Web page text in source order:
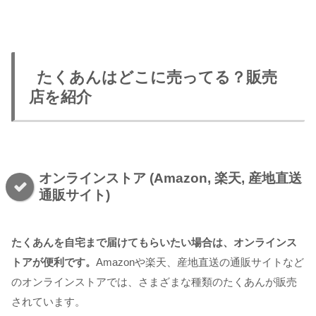
たくあんはどこに売ってる？販売
店を紹介
オンラインストア (Amazon, 楽天, 産地直送
通販サイト)
たくあんを自宅まで届けてもらいたい場合は、オンラインス
トアが便利です。 Amazonや楽天、産地直送の通販サイトなど
のオンラインストアでは、さまざまな種類のたくあんが販売
されています。